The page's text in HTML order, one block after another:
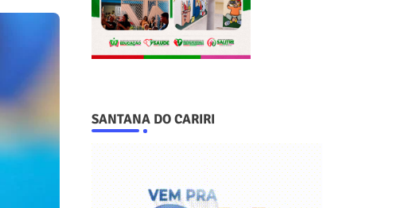
SANTANA DO CARIRI